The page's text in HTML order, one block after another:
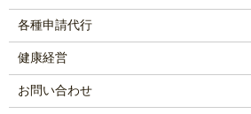
各種申請代行
健康経営
お問い合わせ